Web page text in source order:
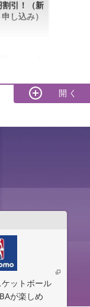
割引！（新
し込み）
ケータイ
ットボール
が楽しめ